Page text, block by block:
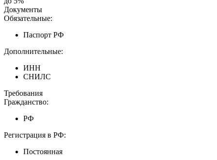
Документы
Обязательные:
Паспорт РФ
Дополнительные:
ИНН
СНИЛС
Требования
Гражданство:
РФ
Регистрация в РФ:
Постоянная